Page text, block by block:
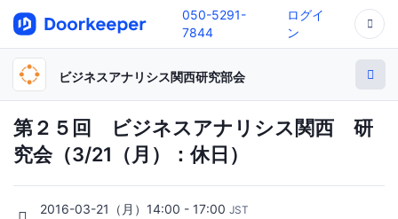
050-5291-
7844
ログイ
ン
ビジネスアナリシス関西研究部会
第２５回 ビジネスアナリシス関西 研
究会（3/21（月）：休日）
2016-03-21（月）14:00 - 17:00 JST